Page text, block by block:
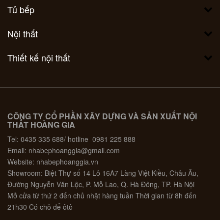
Tủ bếp
Nội thất
Thiết kế nội thất
CÔNG TY CỔ PHẦN XÂY DỰNG VÀ SẢN XUẤT NỘI
THẤT HOÀNG GIA
Tel: 0435 335 688/ hotline 0981 225 888
Email: nhabephoanggia@gmail.com
Website: nhabephoanggia.vn
Showroom: Biệt Thự số 14 Lô 16A7 Làng Việt Kiều, Châu Âu,
Đường Nguyễn Văn Lộc, P. Mỗ Lao, Q. Hà Đông, TP. Hà Nội
Mở cửa từ thứ 2 đến chủ nhật hàng tuần Thời gian từ 8h đến
21h30 Có chỗ để ôtô